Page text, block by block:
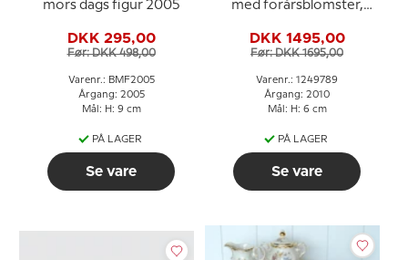
mors dags figur 2005
DKK 295,00
Før: DKK 498,00
Varenr.: BMF2005
Årgang: 2005
Mål: H: 9 cm
PÅ LAGER
Se vare
med forårsblomster,
påskeæg 2010
DKK 1495,00
Før: DKK 1695,00
Varenr.: 1249789
Årgang: 2010
Mål: H: 6 cm
PÅ LAGER
Se vare